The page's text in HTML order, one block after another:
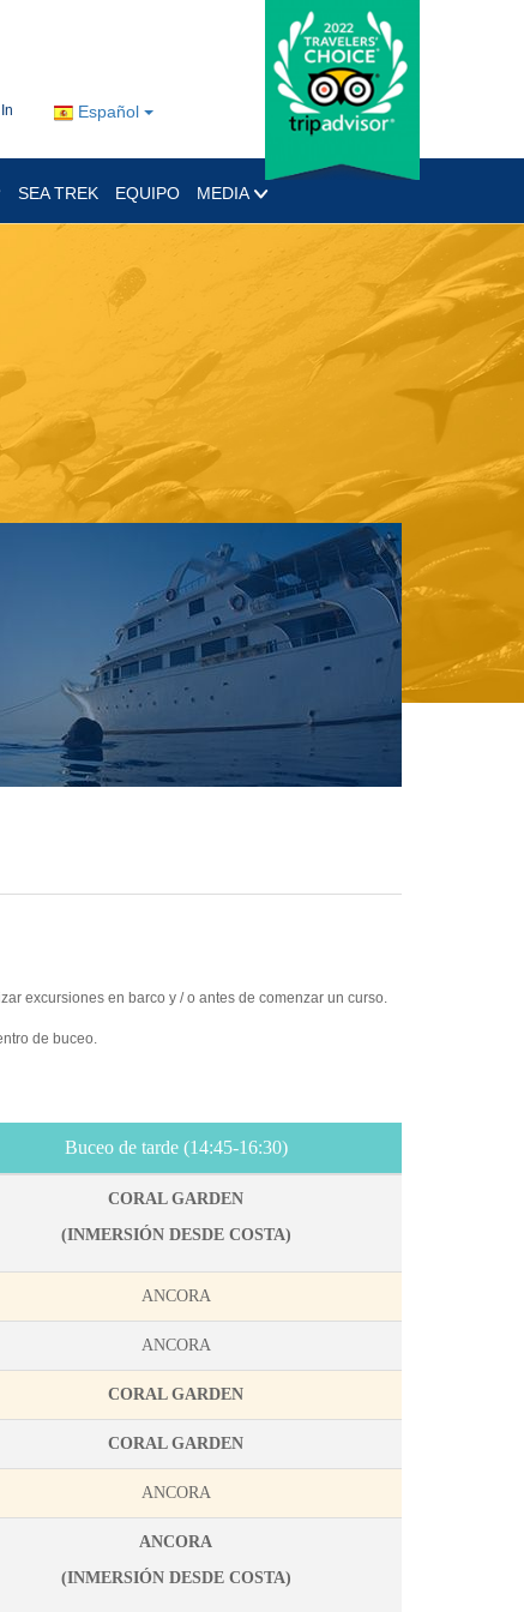
Español
SEA TREK EQUIPO MEDIA
excursiones en barco y / o antes de comenzar un curso.
de buceo.
Buceo de tarde (14:45-16:30)
CORAL GARDEN
(INMERSIÓN DESDE COSTA)
ANCORA
ANCORA
CORAL GARDEN
CORAL GARDEN
ANCORA
ANCORA
(INMERSIÓN DESDE COSTA)